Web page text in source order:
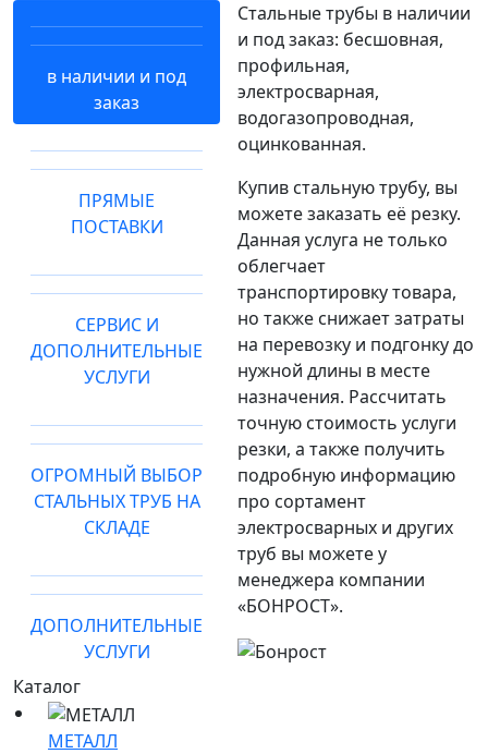
в наличии и под
заказ
ПРЯМЫЕ
ПОСТАВКИ
СЕРВИС И
ДОПОЛНИТЕЛЬНЫЕ
УСЛУГИ
ОГРОМНЫЙ ВЫБОР
СТАЛЬНЫХ ТРУБ НА
СКЛАДЕ
ДОПОЛНИТЕЛЬНЫЕ
УСЛУГИ
Стальные трубы в наличии
и под заказ: бесшовная,
профильная,
электросварная,
водогазопроводная,
оцинкованная.
Купив стальную трубу, вы
можете заказать её резку.
Данная услуга не только
облегчает
транспортировку товара,
но также снижает затраты
на перевозку и подгонку до
нужной длины в месте
назначения. Рассчитать
точную стоимость услуги
резки, а также получить
подробную информацию
про сортамент
электросварных и других
труб вы можете у
менеджера компании
«БОНРОСТ».
Каталог
МЕТАЛЛ